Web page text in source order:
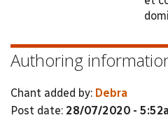
Authoring
Chant added by: Debra
Post date: 28/07/2020 -